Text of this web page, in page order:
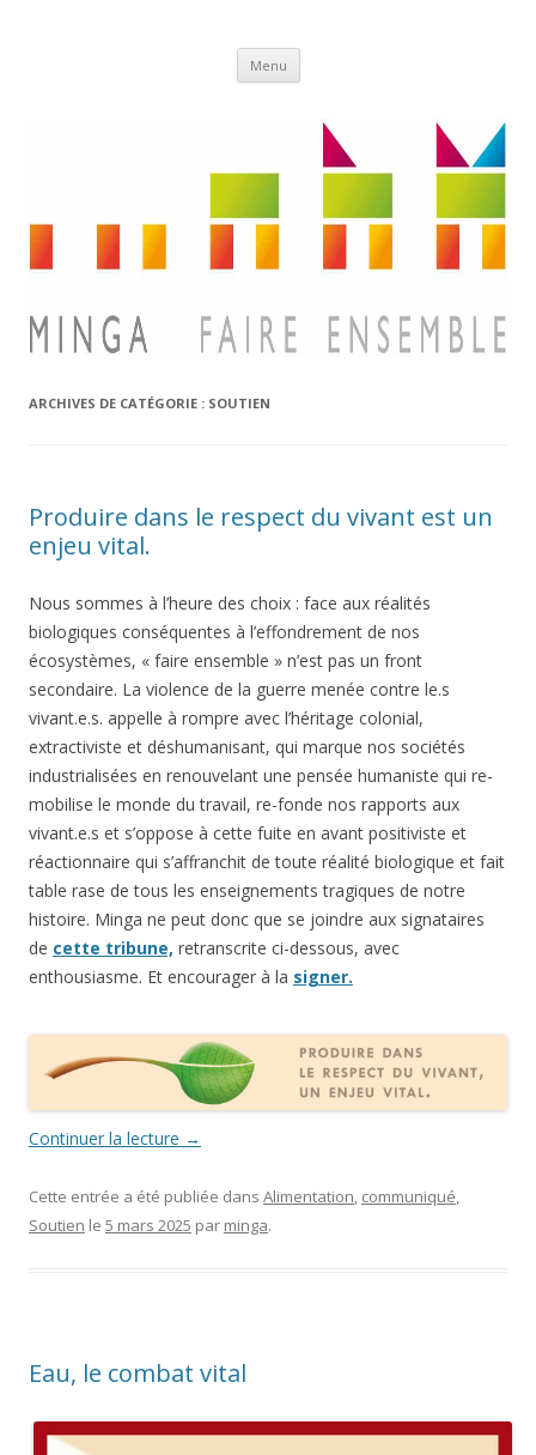
Menu Aller
contenu
ARCHIVES DE CATÉGORIE : SOUTIEN
Produire dans le respect du vivant est un
enjeu vital.
Nous sommes à l’heure des choix : face aux réalités
biologiques conséquentes à l’effondrement de nos
écosystèmes, « faire ensemble » n’est pas un front
secondaire. La violence de la guerre menée contre le.s
vivant.e.s. appelle à rompre avec l’héritage colonial,
extractiviste et déshumanisant, qui marque nos sociétés
industrialisées en renouvelant une pensée humaniste qui re-
mobilise le monde du travail, re-fonde nos rapports aux
vivant.e.s et s’oppose à cette fuite en avant positiviste et
réactionnaire qui s’affranchit de toute réalité biologique et fait
table rase de tous les enseignements tragiques de notre
histoire. Minga ne peut donc que se joindre aux signataires
de cette tribune, retranscrite ci-dessous, avec
enthousiasme. Et encourager à la signer.
Continuer la lecture →
Cette entrée a été publiée dans Alimentation, communiqué,
Soutien le 5 mars 2025 par minga.
Eau, le combat vital